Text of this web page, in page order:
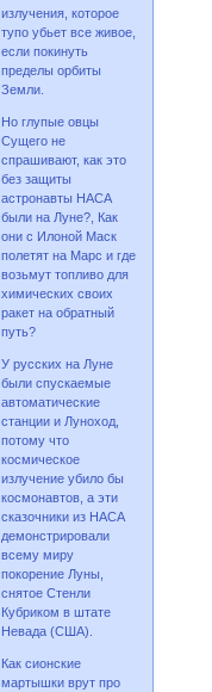
излучения, которое
тупо убьет все живое,
если покинуть
пределы орбиты
Земли.
Но глупые овцы
Сущего не
спрашивают, как это
без защиты
астронавты НАСА
были на Луне?, Как
они с Илоной Маск
полетят на Марс и где
возьмут топливо для
химических своих
ракет на обратный
путь?
У русских на Луне
были спускаемые
автоматические
станции и Луноход,
потому что
космическое
излучение убило бы
космонавтов, а эти
сказочники из НАСА
демонстрировали
всему миру
покорение Луны,
снятое Стенли
Кубриком в штате
Невада (США).
Как сионские
мартышки врут про